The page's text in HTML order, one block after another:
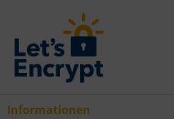
Informationen